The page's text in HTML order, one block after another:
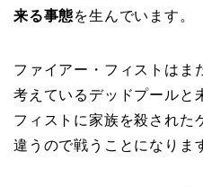
来る事態を生んでいます。
ファイアー・フィストはま
考えているデッドプールと
フィストに家族を殺された
違うので戦うことになりま